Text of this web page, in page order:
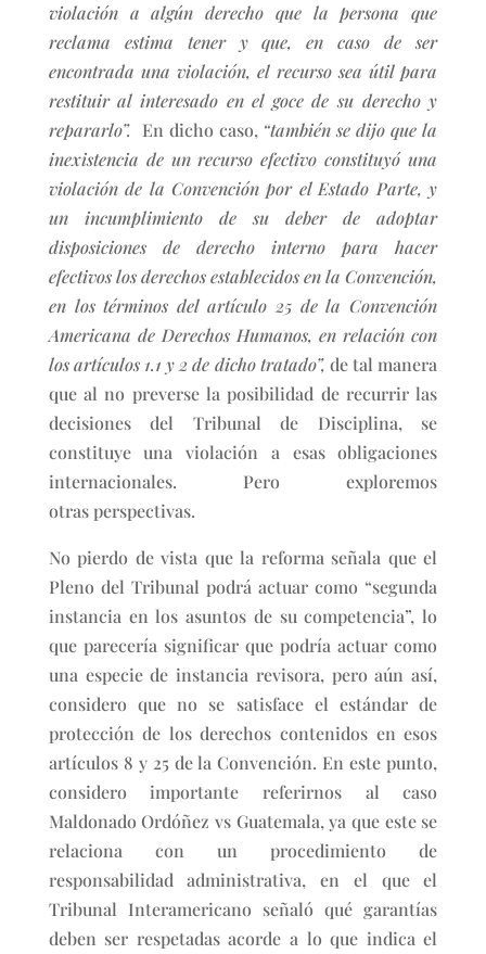
violación a algún derecho que la persona que
reclama estima tener y que, en caso de ser
encontrada una violación, el recurso sea útil para
restituir al interesado en el goce de su derecho y
repararlo”. En dicho caso, “también se dijo que la
inexistencia de un recurso efectivo constituyó una
violación de la Convención por el Estado Parte, y
un incumplimiento de su deber de adoptar
disposiciones de derecho interno para hacer
efectivos los derechos establecidos en la Convención,
en los términos del artículo 25 de la Convención
Americana de Derechos Humanos, en relación con
los artículos 1.1 y 2 de dicho tratado”, de tal manera
que al no preverse la posibilidad de recurrir las
decisiones del Tribunal de Disciplina, se
constituye una violación a esas obligaciones
internacionales. Pero exploremos
otras perspectivas.
No pierdo de vista que la reforma señala que el
Pleno del Tribunal podrá actuar como “segunda
instancia en los asuntos de su competencia”, lo
que parecería significar que podría actuar como
una especie de instancia revisora, pero aún así,
considero que no se satisface el estándar de
protección de los derechos contenidos en esos
artículos 8 y 25 de la Convención. En este punto,
considero importante referirnos al caso
Maldonado Ordóñez vs Guatemala, ya que este se
relaciona con un procedimiento de
responsabilidad administrativa, en el que el
Tribunal Interamericano señaló qué garantías
deben ser respetadas acorde a lo que indica el